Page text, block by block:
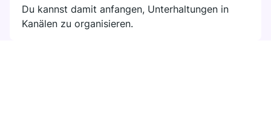
Du kannst damit anfangen, Unterhaltungen in
Kanälen zu organisieren.